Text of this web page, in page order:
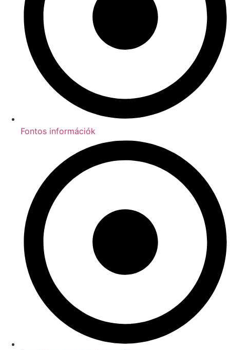
Fontos információk